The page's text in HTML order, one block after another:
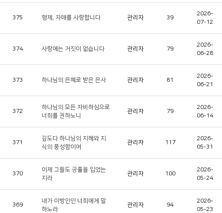
375 형제, 자매를 사랑합니다 관리자 39
2026-
07-12
374 사랑에는 거짓이 없습니다 관리자 79
2026-
06-28
373 하나님의 은혜로 받은 은사 관리자 81
2026-
06-21
372
하나님의 모든 자비하심으로
너희를 권하노니
관리자 79
2026-
06-14
371
깊도다 하나님의 지혜와 지
식의 풍성함이여
관리자 117
2026-
05-31
370
이제 그들도 긍휼을 입었는
지라
관리자 100
2026-
05-24
369
내가 이방인인 너희에게 말
하노라
관리자 94
2026-
05-23